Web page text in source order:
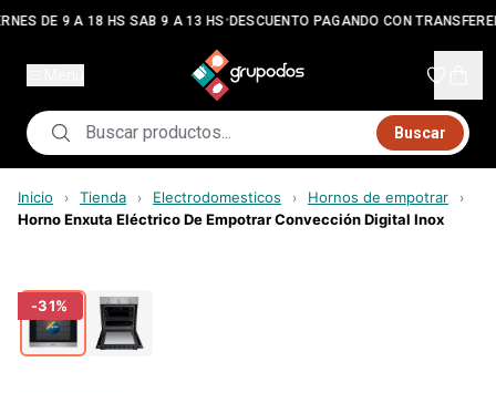
DE 9 A 18 HS SAB 9 A 13 HS•DESCUENTO PAGANDO CON
Buscar
Inicio › Tienda › Electrodomesticos › Hornos de empotrar ›
Horno Enxuta Eléctrico De Empotrar Convección Digital Inox
-31%